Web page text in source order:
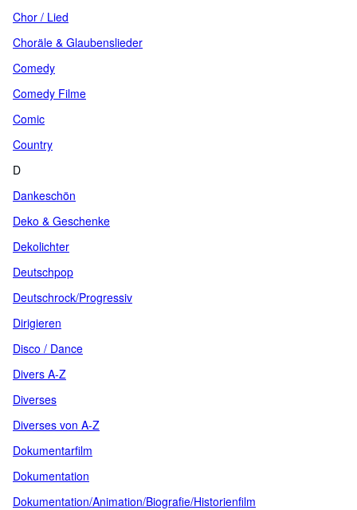
Chor / Lied
Choräle & Glaubenslieder
Comedy
Comedy Filme
Comic
Country
D
Dankeschön
Deko & Geschenke
Dekolichter
Deutschpop
Deutschrock/Progressiv
Dirigieren
Disco / Dance
Divers A-Z
Diverses
Diverses von A-Z
Dokumentarfilm
Dokumentation
Dokumentation/Animation/Biografie/Historienfilm